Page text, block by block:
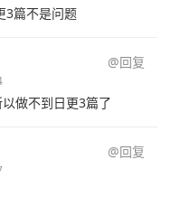
3篇不是问题
@回复
做不到日更3篇了
@回复